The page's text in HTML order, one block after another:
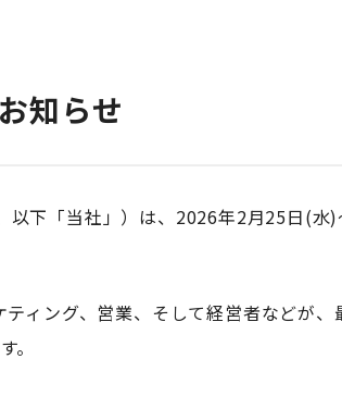
知らせ
下「当社」）は、2026年2月25日(水
ィング、営業、そして経営者などが
。